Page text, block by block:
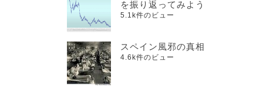
を振り返ってみよう
5.1k件のビュー
スペイン風邪の真相
4.6k件のビュー